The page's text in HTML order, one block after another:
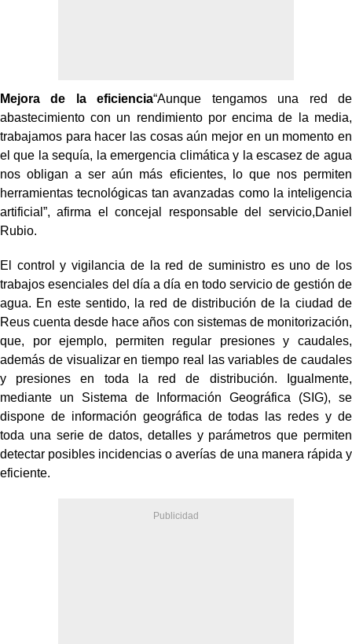
Mejora de la eficiencia“Aunque tengamos una red de
abastecimiento con un rendimiento por encima de la media,
trabajamos para hacer las cosas aún mejor en un momento en
el que la sequía, la emergencia climática y la escasez de agua
nos obligan a ser aún más eficientes, lo que nos permiten
herramientas tecnológicas tan avanzadas como la inteligencia
artificial”, afirma el concejal responsable del servicio,Daniel
Rubio.
El control y vigilancia de la red de suministro es uno de los
trabajos esenciales del día a día en todo servicio de gestión de
agua. En este sentido, la red de distribución de la ciudad de
Reus cuenta desde hace años con sistemas de monitorización,
que, por ejemplo, permiten regular presiones y caudales,
además de visualizar en tiempo real las variables de caudales
y presiones en toda la red de distribución. Igualmente,
mediante un Sistema de Información Geográfica (SIG), se
dispone de información geográfica de todas las redes y de
toda una serie de datos, detalles y parámetros que permiten
detectar posibles incidencias o averías de una manera rápida y
eficiente.